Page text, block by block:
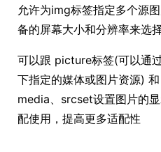
允许为img标签指定多个源
备的屏幕大小和分辨率来选
可以跟 picture标签(可以通
下指定的媒体或图片资源)
media、srcset设置图片的
配使用，提高更多适配性